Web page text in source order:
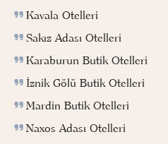
Kavala Otelleri
Sakız Adası Otelleri
Karaburun Butik Otelleri
İznik Gölü Butik Otelleri
Mardin Butik Otelleri
Naxos Adası Otelleri